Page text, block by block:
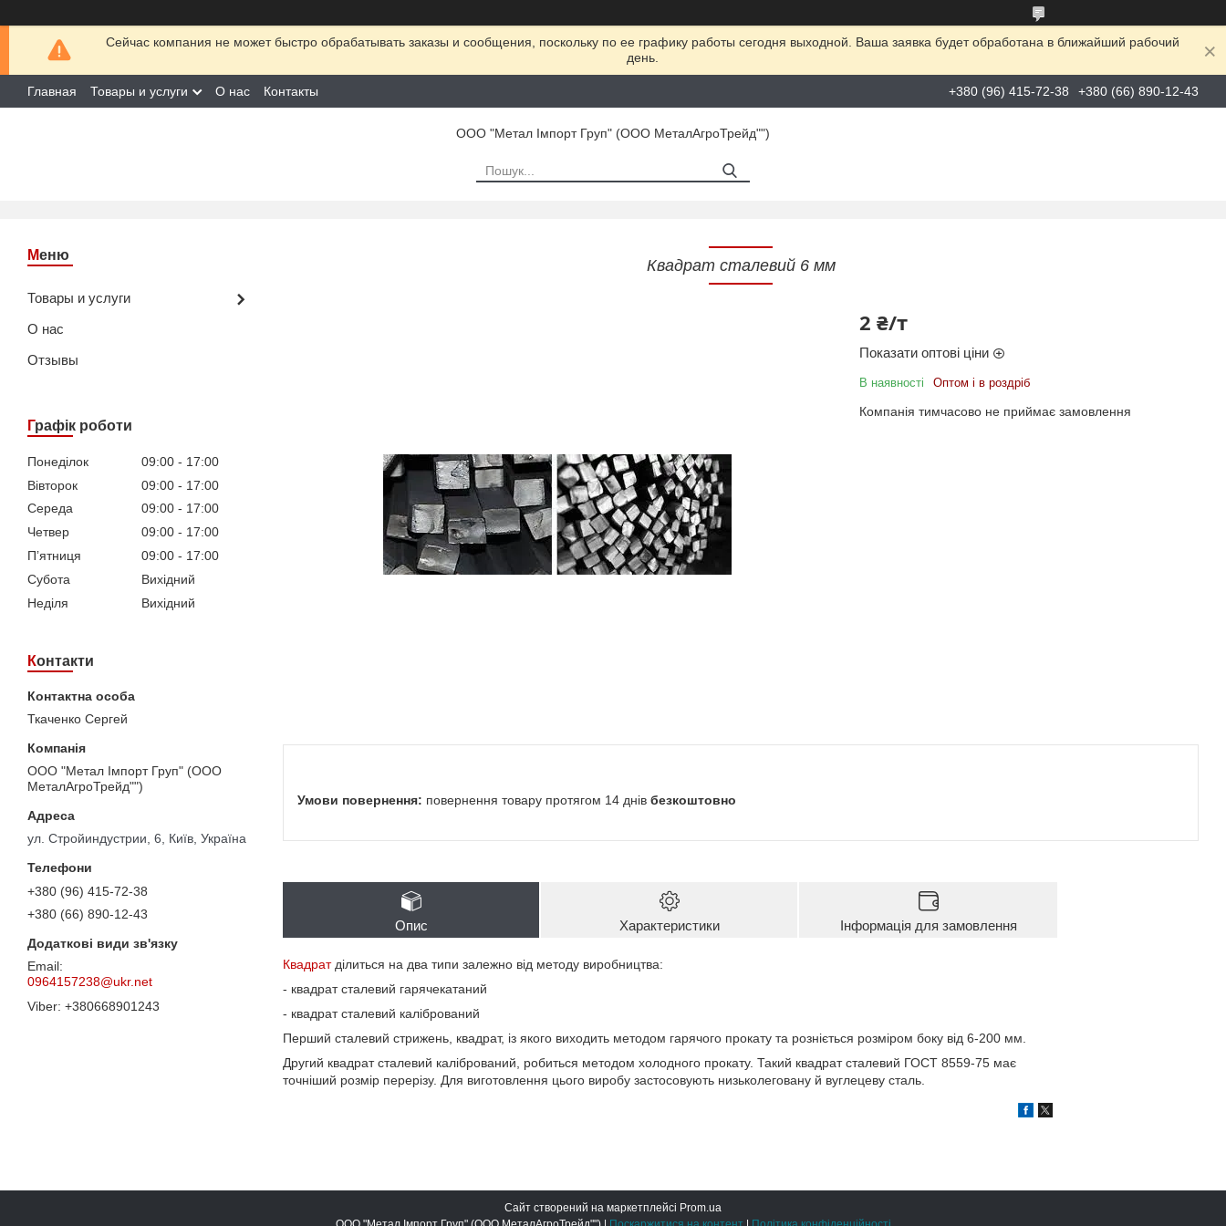
Сейчас компания не может быстро обрабатывать заказы и сообщения, поскольку по ее графику работы сегодня выходной. Ваша заявка будет обработана в ближайший рабочий
день.
Главная Товары и услуги О нас Контакты +380 (96) 415-72-38 +380 (66) 890-12-43
ООО "Метал Імпорт Груп" (ООО МеталАгроТрейд"")
Товары и услуги
О нас
Отзывы
Графік роботи
Понеділок 09:00
17:00
Вівторок
09:00
17:00
Середа
09:00
17:00
Четвер
09:00
17:00
Пʼятниця
09:00
17:00
Субота
Вихідний
Неділя
Вихідний
Контакти
Ткаченко Сергей
ООО "Метал Імпорт Груп" (ООО
МеталАгроТрейд"")
ул. Стройиндустрии, 6, Київ, Україна
+380 (96) 415-72-38
+380 (66) 890-12-43
0964157238@ukr.net
+380668901243
Квадрат сталевий 6 мм
2 ₴/т
Показати оптові ціни
В наявності Оптом і в роздріб
Компанія тимчасово не приймає замовлення
повернення товару протягом 14 днів безкоштовно
Опис Характеристики Інформація для замовлення
Квадратділиться на два типи залежно від методу виробництва:
- квадрат сталевий гарячекатаний
- квадрат сталевий калібрований
Перший сталевий стрижень, квадрат, із якого виходить методом гарячого прокату та розніється розміром боку від 6-200 мм.
Другий квадрат сталевий калібрований, робиться методом холодного прокату. Такий квадрат сталевий ГОСТ 8559-75 має
точніший розмір перерізу. Для виготовлення цього виробу застосовують низьколеговану й вуглецеву сталь.
Сайт створений на маркетплейсі Prom.ua